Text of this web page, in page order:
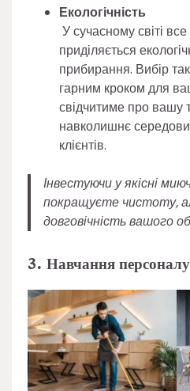
Екологічність
У сучасному світі
приділяється
прибирання. Вибір
гарним кроком для
свідчитиме про вашу
навколишнє
клієнтів.
Інвестуючи у якісні
покращуєте чистоту,
довговічність вашого
3. Навчання персоналу